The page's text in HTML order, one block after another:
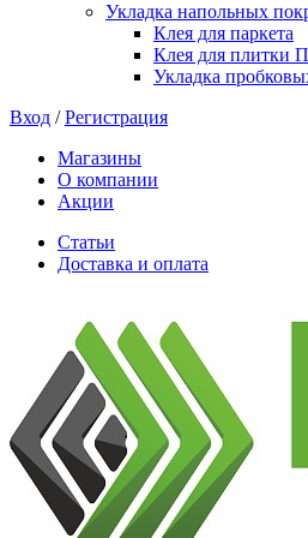
Укладка напольных
Клея для паркета
Клея для плитки
Укладка
Вход /Регистрация
Магазины
О компании
Акции
Статьи
Доставка и оплата